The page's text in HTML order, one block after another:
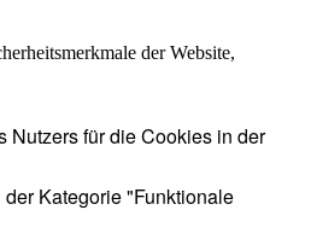
der Website,
Nutzers für die Cookies in der
Kategorie "Funktionale